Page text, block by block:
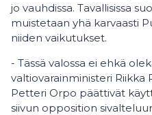
jo vauhdissa. Tavallisissa
muistetaan yhä karvaasti
niiden vaikutukset.
- Tässä valossa ei ehkä
valtiovarainministeri Riikka
Petteri Orpo päättivät
siivun opposition